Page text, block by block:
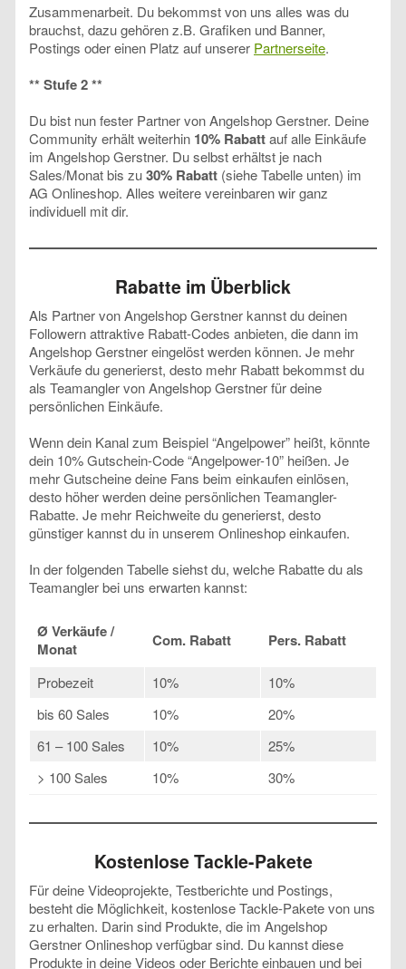
Zusammenarbeit. Du bekommst von uns alles was du
brauchst, dazu gehören z.B. Grafiken und Banner,
Postings oder einen Platz auf unserer Partnerseite.
** Stufe 2 **
Du bist nun fester Partner von Angelshop Gerstner. Deine
Community erhält weiterhin 10% Rabattauf alle Einkäufe
im Angelshop Gerstner. Du selbst erhältst je nach
Sales/Monat bis zu30% Rabatt (siehe Tabelle unten) im
AG Onlineshop. Alles weitere vereinbaren wir ganz
individuell mit dir.
Rabatte im Überblick
Als Partner von Angelshop Gerstner kannst du deinen
Followern attraktive Rabatt-Codes anbieten, die dann im
Angelshop Gerstner eingelöst werden können. Je mehr
Verkäufe du generierst, desto mehr Rabatt bekommst du
als Teamangler von Angelshop Gerstner für deine
persönlichen Einkäufe.
Wenn dein Kanal zum Beispiel “Angelpower” heißt, könnte
dein 10% Gutschein-Code “Angelpower-10” heißen. Je
mehr Gutscheine deine Fans beim einkaufen einlösen,
desto höher werden deine persönlichen Teamangler-
Rabatte. Je mehr Reichweite du generierst, desto
günstiger kannst du in unserem Onlineshop einkaufen.
In der folgenden Tabelle siehst du, welche Rabatte du als
Teamangler bei uns erwarten kannst:
Ø Verkäufe /
Monat
Com. Rabatt Pers. Rabatt
Probezeit 10%
10%
bis 60 Sales
10%
20%
61 – 100 Sales
10%
25%
> 100 Sales
10% 30%
Kostenlose Tackle-Pakete
Für deine Videoprojekte, Testberichte und Postings,
besteht die Möglichkeit, kostenlose Tackle-Pakete von uns
zu erhalten. Darin sind Produkte, die im Angelshop
Gerstner Onlineshop verfügbar sind. Du kannst diese
Produkte in deine Videos oder Berichte einbauen und bei